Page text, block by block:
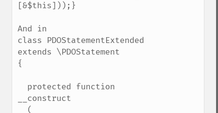
[&$this]));}
And in
class PDOStatementExtended
extends \PDOStatement
{
__construct